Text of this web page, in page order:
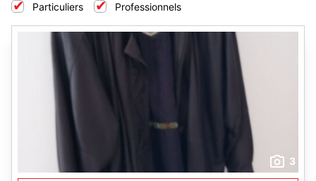
Particuliers Professionnels
3